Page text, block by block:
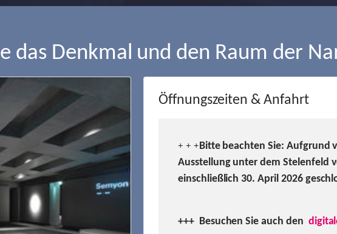
das Denkmal und den Raum der
Öffnungszeiten & Anfahrt
+ + +Bitte beachten Sie: Aufgrund
Ausstellung unter dem Stelenfeld
einschließlich 30. April 2026
+++ Besuchen Sie auch den